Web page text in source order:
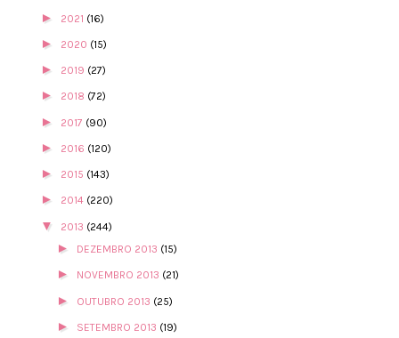
► 2021 (16)
► 2020 (15)
► 2019 (27)
► 2018 (72)
► 2017 (90)
► 2016 (120)
► 2015 (143)
► 2014 (220)
▼ 2013 (244)
► DEZEMBRO 2013 (15)
► NOVEMBRO 2013 (21)
► OUTUBRO 2013 (25)
► SETEMBRO 2013 (19)